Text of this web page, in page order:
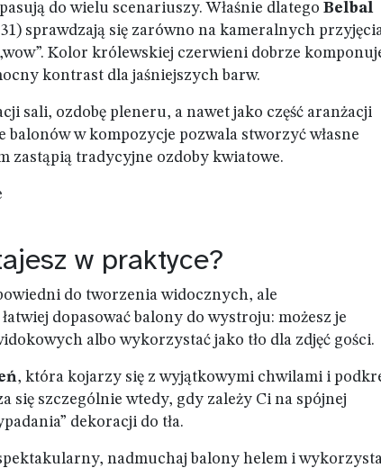
do wielu scenariuszy. Właśnie dlatego Belbal
sprawdzają się zarówno na kameralnych
Kolor królewskiej czerwieni dobrze
kontrast dla jaśniejszych barw.
sali, ozdobę pleneru, a nawet jako część aranżacji
balonów w kompozycje pozwala stworzyć własne
zastąpią tradycyjne ozdoby kwiatowe.
w praktyce?
do tworzenia widocznych, ale
dopasować balony do wystroju: możesz je
albo wykorzystać jako tło dla zdjęć gości.
, która kojarzy się z wyjątkowymi chwilami i
się szczególnie wtedy, gdy zależy Ci na spójnej
dekoracji do tła.
nadmuchaj balony helem i